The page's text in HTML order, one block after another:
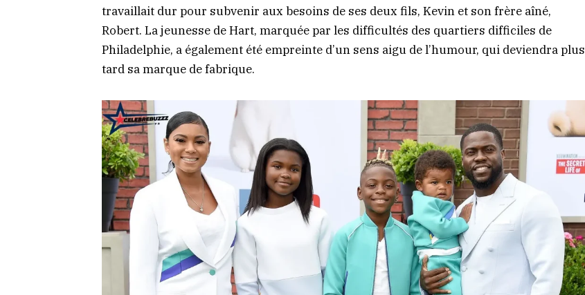
travaillait dur pour subvenir aux besoins de ses deux fils, Kevin et son frère aîné,
Robert. La jeunesse de Hart, marquée par les difficultés des quartiers difficiles de
Philadelphie, a également été empreinte d’un sens aigu de l’humour, qui deviendra plus
tard sa marque de fabrique.